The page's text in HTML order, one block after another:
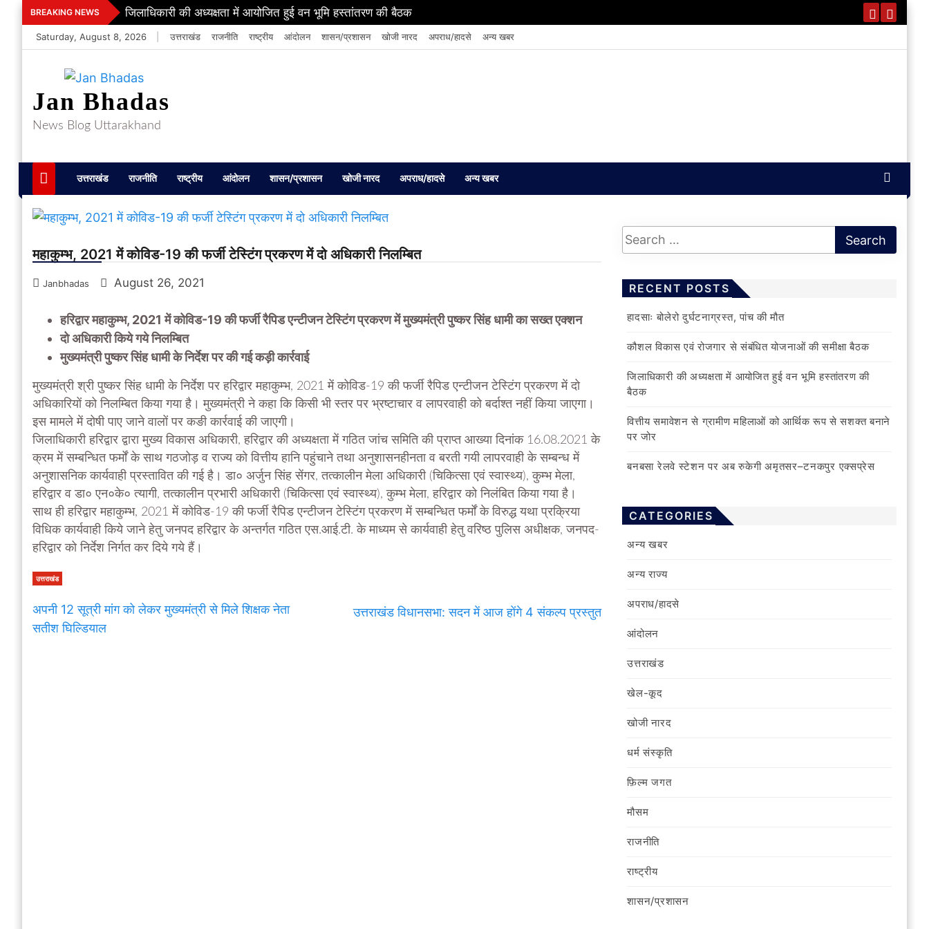
Skip
to
content
BREAKING NEWS जिलाधिकारी की अध्यक्षता में आयोजित हुई वन भूमि हस्तांतरण की बैठक
Saturday, August 8, 2026 उत्तराखंड राजनीति राष्ट्रीय आंदोलन शासन/प्रशासन खोजी नारद अपराध/हादसे अन्य खबर
Jan Bhadas
News Blog Uttarakhand
उत्तराखंड राजनीति राष्ट्रीय आंदोलन शासन/प्रशासन खोजी नारद अपराध/हादसे अन्य खबर
महाकुम्भ, 2021 में कोविड-19 की फर्जी टेस्टिंग प्रकरण में दो अधिकारी निलम्बित
Janbhadas August 26, 2021
हरिद्वार महाकुम्भ, 2021 में कोविड-19 की फर्जी रैपिड एन्टीजन टेस्टिंग प्रकरण में मुख्यमंत्री पुष्कर सिंह धामी का सख्त एक्शन
दो अधिकारी किये गये निलम्बित
मुख्यमंत्री पुष्कर सिंह धामी के निर्देश पर की गई कड़ी कार्रवाई
मुख्यमंत्री श्री पुष्कर सिंह धामी के निर्देश पर हरिद्वार महाकुम्भ, 2021 में कोविड-19 की फर्जी रैपिड एन्टीजन टेस्टिंग प्रकरण में दो
अधिकारियों को निलम्बित किया गया है। मुख्यमंत्री ने कहा कि किसी भी स्तर पर भ्रष्टाचार व लापरवाही को बर्दाश्त नहीं किया जाएगा।
इस मामले में दोषी पाए जाने वालों पर कङी कार्रवाई की जाएगी।
जिलाधिकारी हरिद्वार द्वारा मुख्य विकास अधिकारी, हरिद्वार की अध्यक्षता में गठित जांच समिति की प्राप्त आख्या दिनांक 16.08.2021 के
क्रम में सम्बन्धित फर्मों के साथ गठजोड़ व राज्य को वित्तीय हानि पहुंचाने तथा अनुशासनहीनता व बरती गयी लापरवाही के सम्बन्ध में
अनुशासनिक कार्यवाही प्रस्तावित की गई है। डा० अर्जुन सिंह सेंगर, तत्कालीन मेला अधिकारी (चिकित्सा एवं स्वास्थ्य), कुम्भ मेला,
हरिद्वार व डा० एन०के० त्यागी, तत्कालीन प्रभारी अधिकारी (चिकित्सा एवं स्वास्थ्य), कुम्भ मेला, हरिद्वार को निलंबित किया गया है।
साथ ही हरिद्वार महाकुम्भ, 2021 में कोविड-19 की फर्जी रैपिड एन्टीजन टेस्टिंग प्रकरण में सम्बन्धित फर्मों के विरुद्ध यथा प्रक्रिया
विधिक कार्यवाही किये जाने हेतु जनपद हरिद्वार के अन्तर्गत गठित एस.आई.टी. के माध्यम से कार्यवाही हेतु वरिष्ठ पुलिस अधीक्षक, जनपद-
हरिद्वार को निर्देश निर्गत कर दिये गये हैं।
उत्तराखंड
अपनी 12 सूत्री मांग को लेकर मुख्यमंत्री से मिले शिक्षक नेता
सतीश घिल्डियाल
उत्तराखंड विधानसभा: सदन में आज होंगे 4 संकल्प प्रस्तुत
RECENT POSTS
हादसाः बोलेरो दुर्घटनाग्रस्त, पांच की मौत
कौशल विकास एवं रोजगार से संबंधित योजनाओं की समीक्षा बैठक
जिलाधिकारी की अध्यक्षता में आयोजित हुई वन भूमि हस्तांतरण की
बैठक
वित्तीय समावेशन से ग्रामीण महिलाओं को आर्थिक रूप से सशक्त बनाने
पर जोर
बनबसा रेलवे स्टेशन पर अब रुकेगी अमृतसर–टनकपुर एक्सप्रेस
CATEGORIES
अन्य खबर
अन्य राज्य
अपराध/हादसे
आंदोलन
उत्तराखंड
खेल-कूद
खोजी नारद
धर्म संस्कृति
फ़िल्‍म जगत
मौसम
राजनीति
राष्ट्रीय
शासन/प्रशासन